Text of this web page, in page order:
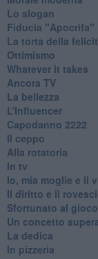
Lo slogan
Fiducia "Apocrifa"
La torta della
Ottimismo
Whatever it takes
Ancora TV
La bellezza
L’Influencer
​Capodanno 2222
Il ceppo
Alla rotatoria
In tv
Io, mia moglie e il
Il diritto e il
Sfortunato al
Un concetto
La dedica
In pizzeria